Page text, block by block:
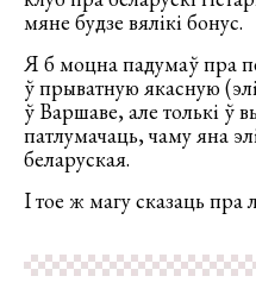
мяне будзе вялікі бонус.
Я б моцна падумаў пра
ў прыватную якасную
ў Варшаве, але толькі ў
патлумачаць, чаму яна
беларуская.
І тое ж магу сказаць пра